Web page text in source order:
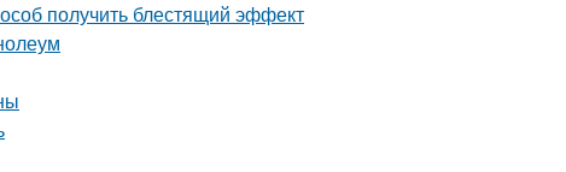
получить блестящий эффект